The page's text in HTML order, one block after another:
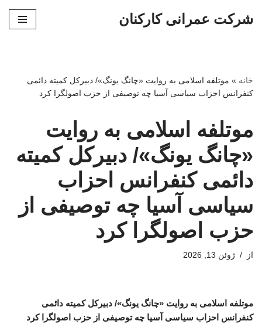
شرکت عمرانی کارکنان
خانه » موتلفه اسلامی به روایت «چانگ یونگ»/ دبیرکل کمیته دائمی
کنفرانس احزاب سیاسی آسیا چه توصیفی از حزب اصولگرا کرد
موتلفه اسلامی به روایت
«چانگ یونگ»/ دبیرکل کمیته
دائمی کنفرانس احزاب
سیاسی آسیا چه توصیفی از
حزب اصولگرا کرد
از ژوئن 13, 2026
موتلفه اسلامی به روایت «چانگ یونگ»/ دبیرکل کمیته دائمی
کنفرانس احزاب سیاسی آسیا چه توصیفی از حزب اصولگرا کرد